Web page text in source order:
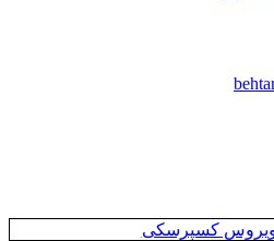
ویروس کسپرسکی